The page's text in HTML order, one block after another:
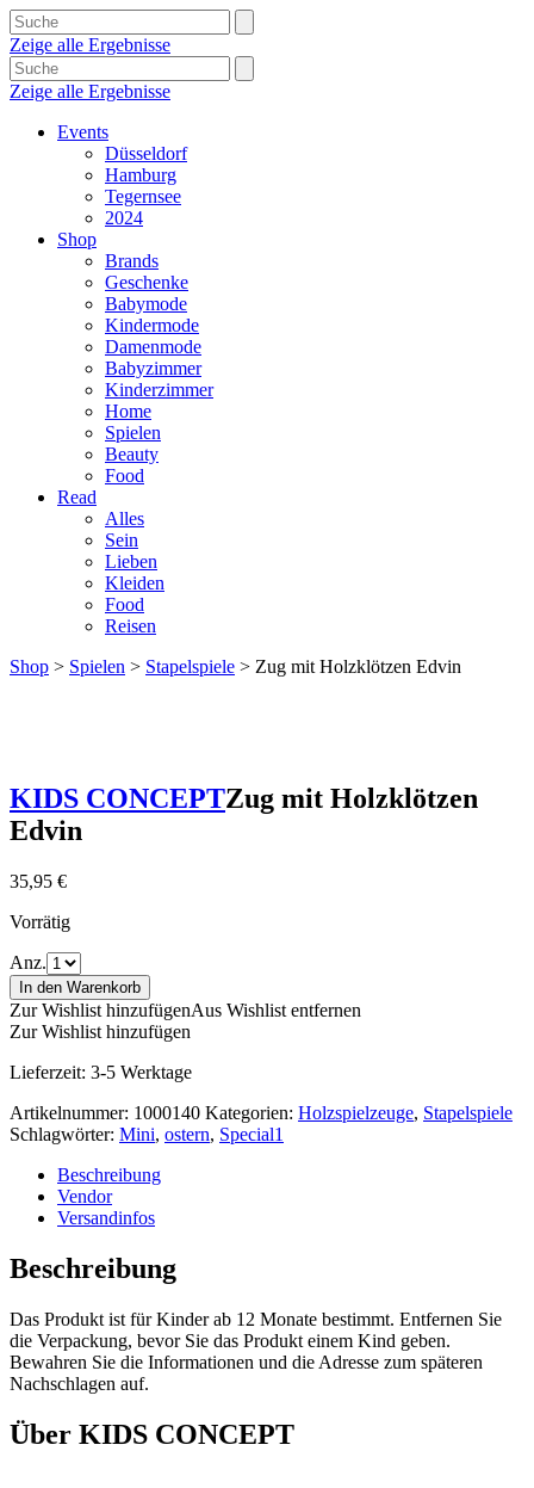
Zeige alle Ergebnisse
Zeige alle Ergebnisse
Events
Düsseldorf
Hamburg
Tegernsee
2024
Shop
Brands
Geschenke
Babymode
Kindermode
Damenmode
Babyzimmer
Kinderzimmer
Home
Spielen
Beauty
Food
Read
Alles
Sein
Lieben
Kleiden
Food
Reisen
Shop > Spielen > Stapelspiele > Zug mit Holzklötzen Edvin
KIDS CONCEPTZug mit Holzklötzen
Edvin
35,95 €
Vorrätig
Anz.
In den Warenkorb
Zur Wishlist hinzufügenAus Wishlist entfernen
Zur Wishlist hinzufügen
Lieferzeit: 3-5 Werktage
Artikelnummer: 1000140 Kategorien: Holzspielzeuge, Stapelspiele
Schlagwörter: Mini, ostern, Special1
Beschreibung
Vendor
Versandinfos
Beschreibung
Das Produkt ist für Kinder ab 12 Monate bestimmt. Entfernen Sie
die Verpackung, bevor Sie das Produkt einem Kind geben.
Bewahren Sie die Informationen und die Adresse zum späteren
Nachschlagen auf.
Über KIDS CONCEPT